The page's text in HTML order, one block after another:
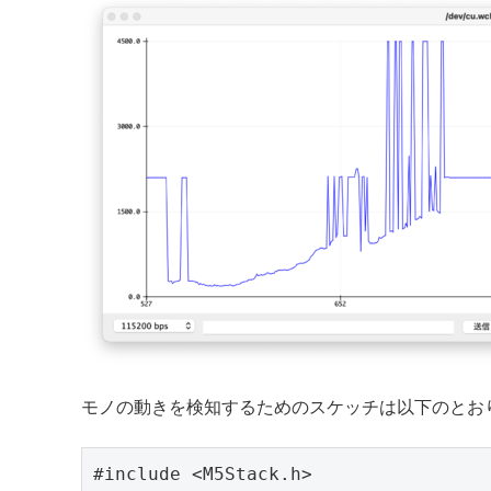
モノの動きを検知するためのスケッチは以下のとお
#include <M5Stack.h>